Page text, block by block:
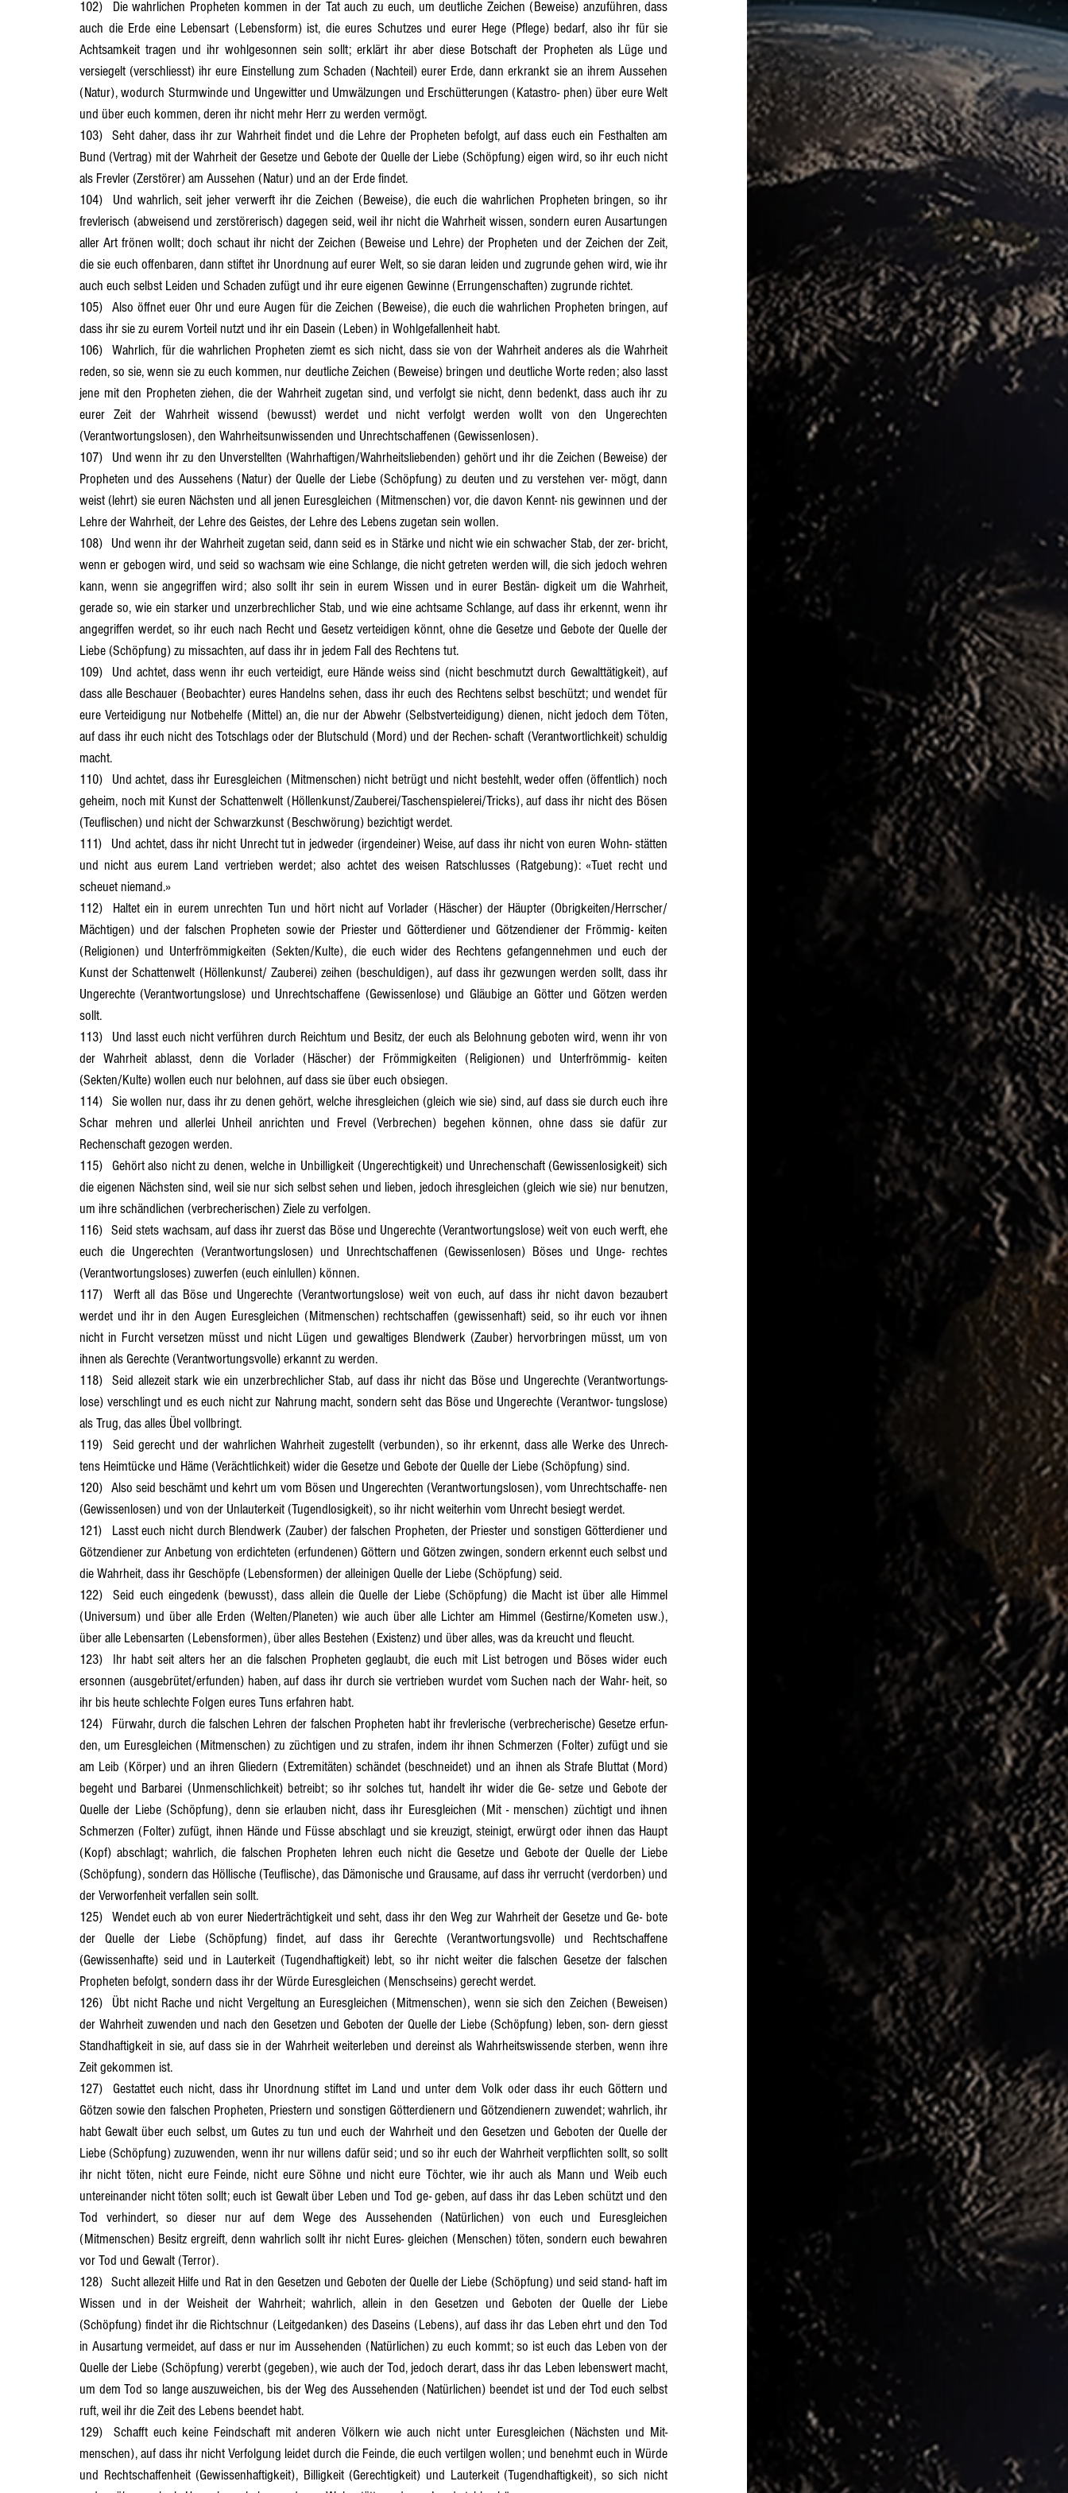
Abschnitt 13 Abschnitt 14 Abschnitt 15 Abschnitt 16 Abschnitt 17 Abschnitt 18 Abschnitt 19
Abschnitt 20 Abschnitt 21
102)	Die wahrlichen Propheten kommen in der Tat auch zu euch, um deutliche Zeichen (Beweise) anzuführen, dass
auch die Erde eine Lebensart (Lebensform) ist, die eures Schutzes und eurer Hege (Pflege) bedarf, also ihr für sie
Achtsamkeit tragen und ihr wohlgesonnen sein sollt; erklärt ihr aber diese Botschaft der Propheten als Lüge und
versiegelt (verschliesst) ihr eure Einstellung zum Schaden (Nachteil) eurer Erde, dann erkrankt sie an ihrem Aussehen
(Natur), wodurch Sturmwinde und Ungewitter und Umwälzungen und Erschütterungen (Katastro- phen) über eure Welt
und über euch kommen, deren ihr nicht mehr Herr zu werden vermögt.
103)	Seht daher, dass ihr zur Wahrheit findet und die Lehre der Propheten befolgt, auf dass euch ein Festhalten am
Bund (Vertrag) mit der Wahrheit der Gesetze und Gebote der Quelle der Liebe (Schöpfung) eigen wird, so ihr euch nicht
als Frevler (Zerstörer) am Aussehen (Natur) und an der Erde findet.
104)	Und wahrlich, seit jeher verwerft ihr die Zeichen (Beweise), die euch die wahrlichen Propheten bringen, so ihr
frevlerisch (abweisend und zerstörerisch) dagegen seid, weil ihr nicht die Wahrheit wissen, sondern euren Ausartungen
aller Art frönen wollt; doch schaut ihr nicht der Zeichen (Beweise und Lehre) der Propheten und der Zeichen der Zeit,
die sie euch offenbaren, dann stiftet ihr Unordnung auf eurer Welt, so sie daran leiden und zugrunde gehen wird, wie ihr
auch euch selbst Leiden und Schaden zufügt und ihr eure eigenen Gewinne (Errungenschaften) zugrunde richtet.
105)	Also öffnet euer Ohr und eure Augen für die Zeichen (Beweise), die euch die wahrlichen Propheten bringen, auf
dass ihr sie zu eurem Vorteil nutzt und ihr ein Dasein (Leben) in Wohlgefallenheit habt.
106)	Wahrlich, für die wahrlichen Propheten ziemt es sich nicht, dass sie von der Wahrheit anderes als die Wahrheit
reden, so sie, wenn sie zu euch kommen, nur deutliche Zeichen (Beweise) bringen und deutliche Worte reden; also lasst
jene mit den Propheten ziehen, die der Wahrheit zugetan sind, und verfolgt sie nicht, denn bedenkt, dass auch ihr zu
eurer Zeit der Wahrheit wissend (bewusst) werdet und nicht verfolgt werden wollt von den Ungerechten
(Verantwortungslosen), den Wahrheitsunwissenden und Unrechtschaffenen (Gewissenlosen).
107)	Und wenn ihr zu den Unverstellten (Wahrhaftigen/Wahrheitsliebenden) gehört und ihr die Zeichen (Beweise) der
Propheten und des Aussehens (Natur) der Quelle der Liebe (Schöpfung) zu deuten und zu verstehen ver- mögt, dann
weist (lehrt) sie euren Nächsten und all jenen Euresgleichen (Mitmenschen) vor, die davon Kennt- nis gewinnen und der
Lehre der Wahrheit, der Lehre des Geistes, der Lehre des Lebens zugetan sein wollen.
108)	Und wenn ihr der Wahrheit zugetan seid, dann seid es in Stärke und nicht wie ein schwacher Stab, der zer- bricht,
wenn er gebogen wird, und seid so wachsam wie eine Schlange, die nicht getreten werden will, die sich jedoch wehren
kann, wenn sie angegriffen wird; also sollt ihr sein in eurem Wissen und in eurer Bestän- digkeit um die Wahrheit,
gerade so, wie ein starker und unzerbrechlicher Stab, und wie eine achtsame Schlange, auf dass ihr erkennt, wenn ihr
angegriffen werdet, so ihr euch nach Recht und Gesetz verteidigen könnt, ohne die Gesetze und Gebote der Quelle der
Liebe (Schöpfung) zu missachten, auf dass ihr in jedem Fall des Rechtens tut.
109)	Und achtet, dass wenn ihr euch verteidigt, eure Hände weiss sind (nicht beschmutzt durch Gewalttätigkeit), auf
dass alle Beschauer (Beobachter) eures Handelns sehen, dass ihr euch des Rechtens selbst beschützt; und wendet für
eure Verteidigung nur Notbehelfe (Mittel) an, die nur der Abwehr (Selbstverteidigung) dienen, nicht jedoch dem Töten,
auf dass ihr euch nicht des Totschlags oder der Blutschuld (Mord) und der Rechen- schaft (Verantwortlichkeit) schuldig
macht.
110)	Und achtet, dass ihr Euresgleichen (Mitmenschen) nicht betrügt und nicht bestehlt, weder offen (öffentlich) noch
geheim, noch mit Kunst der Schattenwelt (Höllenkunst/Zauberei/Taschenspielerei/Tricks), auf dass ihr nicht des Bösen
(Teuflischen) und nicht der Schwarzkunst (Beschwörung) bezichtigt werdet.
111)	Und achtet, dass ihr nicht Unrecht tut in jedweder (irgendeiner) Weise, auf dass ihr nicht von euren Wohn- stätten
und nicht aus eurem Land vertrieben werdet; also achtet des weisen Ratschlusses (Ratgebung): «Tuet recht und
scheuet niemand.»
112)	Haltet ein in eurem unrechten Tun und hört nicht auf Vorlader (Häscher) der Häupter (Obrigkeiten/Herrscher/
Mächtigen) und der falschen Propheten sowie der Priester und Götterdiener und Götzendiener der Frömmig- keiten
(Religionen) und Unterfrömmigkeiten (Sekten/Kulte), die euch wider des Rechtens gefangennehmen und euch der
Kunst der Schattenwelt (Höllenkunst/ Zauberei) zeihen (beschuldigen), auf dass ihr gezwungen werden sollt, dass ihr
Ungerechte (Verantwortungslose) und Unrechtschaffene (Gewissenlose) und Gläubige an Götter und Götzen werden
sollt.
113)	Und lasst euch nicht verführen durch Reichtum und Besitz, der euch als Belohnung geboten wird, wenn ihr von
der Wahrheit ablasst, denn die Vorlader (Häscher) der Frömmigkeiten (Religionen) und Unterfrömmig- keiten
(Sekten/Kulte) wollen euch nur belohnen, auf dass sie über euch obsiegen.
114)	Sie wollen nur, dass ihr zu denen gehört, welche ihresgleichen (gleich wie sie) sind, auf dass sie durch euch ihre
Schar mehren und allerlei Unheil anrichten und Frevel (Verbrechen) begehen können, ohne dass sie dafür zur
Rechenschaft gezogen werden.
115)	Gehört also nicht zu denen, welche in Unbilligkeit (Ungerechtigkeit) und Unrechenschaft (Gewissenlosigkeit) sich
die eigenen Nächsten sind, weil sie nur sich selbst sehen und lieben, jedoch ihresgleichen (gleich wie sie) nur benutzen,
um ihre schändlichen (verbrecherischen) Ziele zu verfolgen.
116)	Seid stets wachsam, auf dass ihr zuerst das Böse und Ungerechte (Verantwortungslose) weit von euch werft, ehe
euch die Ungerechten (Verantwortungslosen) und Unrechtschaffenen (Gewissenlosen) Böses und Unge- rechtes
(Verantwortungsloses) zuwerfen (euch einlullen) können.
117)	Werft all das Böse und Ungerechte (Verantwortungslose) weit von euch, auf dass ihr nicht davon bezaubert
werdet und ihr in den Augen Euresgleichen (Mitmenschen) rechtschaffen (gewissenhaft) seid, so ihr euch vor ihnen
nicht in Furcht versetzen müsst und nicht Lügen und gewaltiges Blendwerk (Zauber) hervorbringen müsst, um von
ihnen als Gerechte (Verantwortungsvolle) erkannt zu werden.
118)	Seid allezeit stark wie ein unzerbrechlicher Stab, auf dass ihr nicht das Böse und Ungerechte (Verantwortungs-
lose) verschlingt und es euch nicht zur Nahrung macht, sondern seht das Böse und Ungerechte (Verantwor- tungslose)
als Trug, das alles Übel vollbringt.
119)	Seid gerecht und der wahrlichen Wahrheit zugestellt (verbunden), so ihr erkennt, dass alle Werke des Unrech-
tens Heimtücke und Häme (Verächtlichkeit) wider die Gesetze und Gebote der Quelle der Liebe (Schöpfung) sind.
120)	Also seid beschämt und kehrt um vom Bösen und Ungerechten (Verantwortungslosen), vom Unrechtschaffe- nen
(Gewissenlosen) und von der Unlauterkeit (Tugendlosigkeit), so ihr nicht weiterhin vom Unrecht besiegt werdet.
121)	Lasst euch nicht durch Blendwerk (Zauber) der falschen Propheten, der Priester und sonstigen Götterdiener und
Götzendiener zur Anbetung von erdichteten (erfundenen) Göttern und Götzen zwingen, sondern erkennt euch selbst und
die Wahrheit, dass ihr Geschöpfe (Lebensformen) der alleinigen Quelle der Liebe (Schöpfung) seid.
122)	Seid euch eingedenk (bewusst), dass allein die Quelle der Liebe (Schöpfung) die Macht ist über alle Himmel
(Universum) und über alle Erden (Welten/Planeten) wie auch über alle Lichter am Himmel (Gestirne/Kometen usw.),
über alle Lebensarten (Lebensformen), über alles Bestehen (Existenz) und über alles, was da kreucht und fleucht.
123)	Ihr habt seit alters her an die falschen Propheten geglaubt, die euch mit List betrogen und Böses wider euch
ersonnen (ausgebrütet/erfunden) haben, auf dass ihr durch sie vertrieben wurdet vom Suchen nach der Wahr- heit, so
ihr bis heute schlechte Folgen eures Tuns erfahren habt.
124)	Fürwahr, durch die falschen Lehren der falschen Propheten habt ihr frevlerische (verbrecherische) Gesetze erfun-
den, um Euresgleichen (Mitmenschen) zu züchtigen und zu strafen, indem ihr ihnen Schmerzen (Folter) zufügt und sie
am Leib (Körper) und an ihren Gliedern (Extremitäten) schändet (beschneidet) und an ihnen als Strafe Bluttat (Mord)
begeht und Barbarei (Unmenschlichkeit) betreibt; so ihr solches tut, handelt ihr wider die Ge- setze und Gebote der
Quelle der Liebe (Schöpfung), denn sie erlauben nicht, dass ihr Euresgleichen (Mit - menschen) züchtigt und ihnen
Schmerzen (Folter) zufügt, ihnen Hände und Füsse abschlagt und sie kreuzigt, steinigt, erwürgt oder ihnen das Haupt
(Kopf) abschlagt; wahrlich, die falschen Propheten lehren euch nicht die Gesetze und Gebote der Quelle der Liebe
(Schöpfung), sondern das Höllische (Teuflische), das Dämonische und Grausame, auf dass ihr verrucht (verdorben) und
der Verworfenheit verfallen sein sollt.
125)	Wendet euch ab von eurer Niederträchtigkeit und seht, dass ihr den Weg zur Wahrheit der Gesetze und Ge- bote
der Quelle der Liebe (Schöpfung) findet, auf dass ihr Gerechte (Verantwortungsvolle) und Rechtschaffene
(Gewissenhafte) seid und in Lauterkeit (Tugendhaftigkeit) lebt, so ihr nicht weiter die falschen Gesetze der falschen
Propheten befolgt, sondern dass ihr der Würde Euresgleichen (Menschseins) gerecht werdet.
126)	Übt nicht Rache und nicht Vergeltung an Euresgleichen (Mitmenschen), wenn sie sich den Zeichen (Beweisen)
der Wahrheit zuwenden und nach den Gesetzen und Geboten der Quelle der Liebe (Schöpfung) leben, son- dern giesst
Standhaftigkeit in sie, auf dass sie in der Wahrheit weiterleben und dereinst als Wahrheitswissende sterben, wenn ihre
Zeit gekommen ist.
127)	Gestattet euch nicht, dass ihr Unordnung stiftet im Land und unter dem Volk oder dass ihr euch Göttern und
Götzen sowie den falschen Propheten, Priestern und sonstigen Götterdienern und Götzendienern zuwendet; wahrlich, ihr
habt Gewalt über euch selbst, um Gutes zu tun und euch der Wahrheit und den Gesetzen und Geboten der Quelle der
Liebe (Schöpfung) zuzuwenden, wenn ihr nur willens dafür seid; und so ihr euch der Wahrheit verpflichten sollt, so sollt
ihr nicht töten, nicht eure Feinde, nicht eure Söhne und nicht eure Töchter, wie ihr auch als Mann und Weib euch
untereinander nicht töten sollt; euch ist Gewalt über Leben und Tod ge- geben, auf dass ihr das Leben schützt und den
Tod verhindert, so dieser nur auf dem Wege des Aussehenden (Natürlichen) von euch und Euresgleichen
(Mitmenschen) Besitz ergreift, denn wahrlich sollt ihr nicht Eures- gleichen (Menschen) töten, sondern euch bewahren
vor Tod und Gewalt (Terror).
128)	Sucht allezeit Hilfe und Rat in den Gesetzen und Geboten der Quelle der Liebe (Schöpfung) und seid stand- haft im
Wissen und in der Weisheit der Wahrheit; wahrlich, allein in den Gesetzen und Geboten der Quelle der Liebe
(Schöpfung) findet ihr die Richtschnur (Leitgedanken) des Daseins (Lebens), auf dass ihr das Leben ehrt und den Tod
in Ausartung vermeidet, auf dass er nur im Aussehenden (Natürlichen) zu euch kommt; so ist euch das Leben von der
Quelle der Liebe (Schöpfung) vererbt (gegeben), wie auch der Tod, jedoch derart, dass ihr das Leben lebenswert macht,
um dem Tod so lange auszuweichen, bis der Weg des Aussehenden (Natürlichen) beendet ist und der Tod euch selbst
ruft, weil ihr die Zeit des Lebens beendet habt.
129)	Schafft euch keine Feindschaft mit anderen Völkern wie auch nicht unter Euresgleichen (Nächsten und Mit-
menschen), auf dass ihr nicht Verfolgung leidet durch die Feinde, die euch vertilgen wollen; und benehmt euch in Würde
und Rechtschaffenheit (Gewissenhaftigkeit), Billigkeit (Gerechtigkeit) und Lauterkeit (Tugendhaftigkeit), so sich nicht